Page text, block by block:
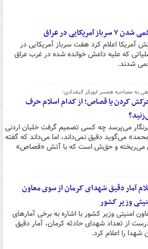
۷ سرباز آمریکایی در عراق
آمریکا اعلام کرد هفت سرباز آمریکایی در
که علیه داعش خوانده شده در غرب عراق
شدند.
به مصاحبه همسر ابوبکر البغدادی؛
کردن یا قصاص؛ از کدام اسلام حرف
می‌پرسد چه کسی تصمیم گرفت خلبان اردنی
می‌گوید دقیق نمی‌داند، اما می‌داند که گفته
می‌ریخته و حق‌ش است که با آتش «قصاص»
آمار دقیق شهدای کرمان از سوی معاون
وزیر کشور
امنیتی وزیر کشور با اشاره به برخی آمارهای
از تعداد شهدای حادثه کرمان، آمار دقیق
شهدا را اعلام کرد.